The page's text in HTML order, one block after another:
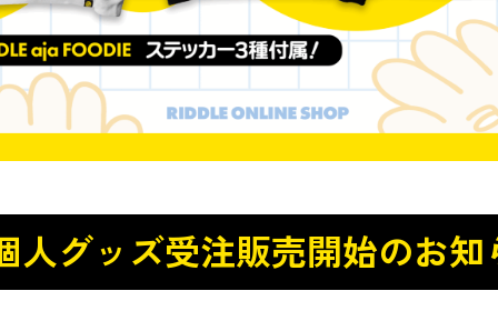
グッズ受注販売開始のお知